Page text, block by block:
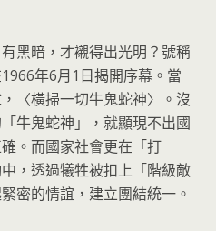
黑暗，才襯得出光明？號稱
年6月1日揭開序幕。當
〈橫掃一切牛鬼蛇神〉。沒
牛鬼蛇神」，就顯現不出國
。而國家社會更在「打
，透過犧牲被扣上「階級敵
密的情誼，建立團結統一。